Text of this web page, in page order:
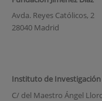
Avda. Reyes Católicos, 2
28040 Madrid
Instituto de Investigación
C/ del Maestro Ángel